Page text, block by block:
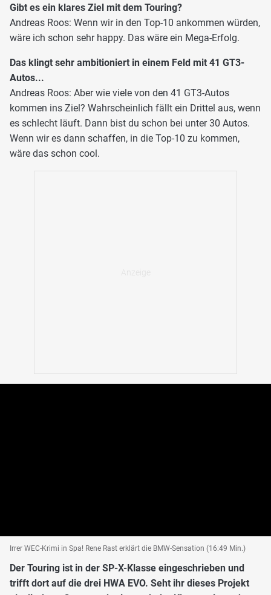
Gibt es ein klares Ziel mit dem Touring?
Andreas Roos: Wenn wir in den Top-10 ankommen würden,
wäre ich schon sehr happy. Das wäre ein Mega-Erfolg.
Das klingt sehr ambitioniert in einem Feld mit 41 GT3-
Autos...
Andreas Roos: Aber wie viele von den 41 GT3-Autos
kommen ins Ziel? Wahrscheinlich fällt ein Drittel aus, wenn
es schlecht läuft. Dann bist du schon bei unter 30 Autos.
Wenn wir es dann schaffen, in die Top-10 zu kommen,
wäre das schon cool.
Irrer WEC-Krimi in Spa! Rene Rast erklärt die BMW-Sensation (16:49 Min.)
Der Touring ist in der SP-X-Klasse eingeschrieben und
trifft dort auf die drei HWA EVO. Seht ihr dieses Projekt